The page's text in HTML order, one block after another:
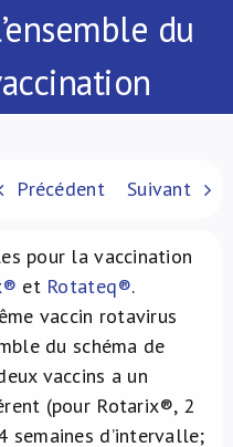
du
Précédent Suivant
pour la vaccination
et Rotateq®.
vaccin rotavirus
du schéma de
vaccins a un
(pour Rotarix®, 2
semaines d’intervalle;